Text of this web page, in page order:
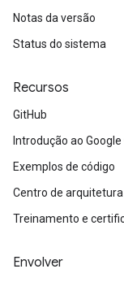
Notas da versão
Status do sistema
Recursos
GitHub
Introdução ao Google
Exemplos de código
Centro de arquitetura
Treinamento e
Envolver